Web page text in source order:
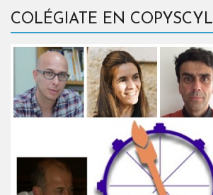
COLÉGIATE EN COPYSCYL